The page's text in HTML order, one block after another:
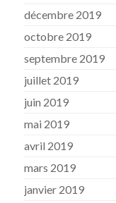
décembre 2019
octobre 2019
septembre 2019
juillet 2019
juin 2019
mai 2019
avril 2019
mars 2019
janvier 2019